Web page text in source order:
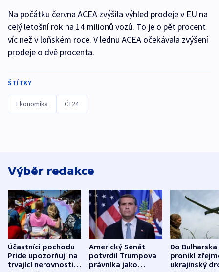
Na počátku června ACEA zvýšila výhled prodeje v EU na
celý letošní rok na 14 milionů vozů. To je o pět procent
víc než v loňském roce. V lednu ACEA očekávala zvýšení
prodeje o dvě procenta.
ŠTÍTKY
Ekonomika ČT24
Výběr redakce
Účastníci pochodu
Pride upozorňují na
trvající nerovnosti i
Americký Senát
potvrdil Trumpova
právníka jako
Do Bulharska
pronikl
ukrajinský